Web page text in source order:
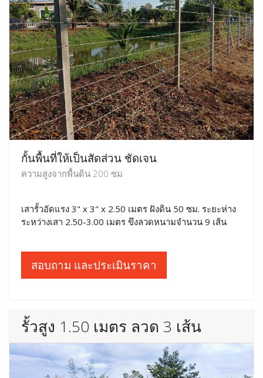
กั้นพื้นที่ให้เป็นสัดส่วน ชัดเจน
ความสูงจากพื้นดิน 200 ซม
เสารั้วอัดแรง 3" x 3" x 2.50 เมตร ฝังดิน 50 ซม. ระยะห่าง
ระหว่างเสา 2.50-3.00 เมตร ขึงลวดหนามจำนวน 9 เส้น
สอบถาม และประเมินราคา
รั้วสูง 1.50 เมตร ลวด 3 เส้น